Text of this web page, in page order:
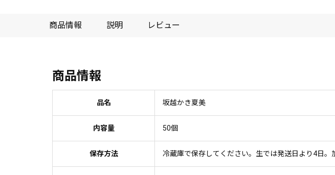
商品情報 説明 レビュー
商品情報
品名 坂越かき夏美
内容量 50個
保存方法 冷蔵庫で保存してください。生では発送日より4日